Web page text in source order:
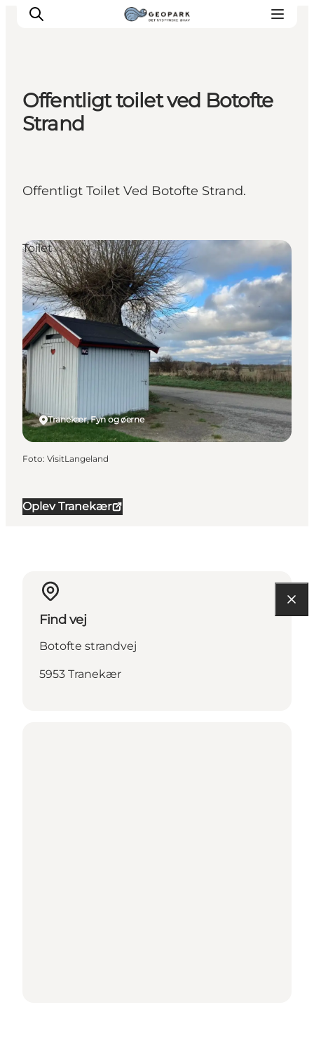
Offentligt toilet ved Botofte
Strand
Offentligt Toilet Ved Botofte Strand.
Oplev Tranekær
Tranekær, Fyn og øerne
Toilet
Foto: VisitLangeland
Find vej
Botofte strandvej
5953 Tranekær